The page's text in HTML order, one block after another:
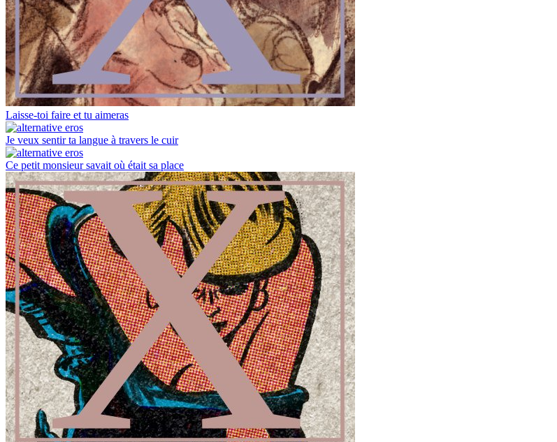
Laisse-toi faire et tu aimeras
Je veux sentir ta langue à travers le cuir
Ce petit monsieur savait où était sa place